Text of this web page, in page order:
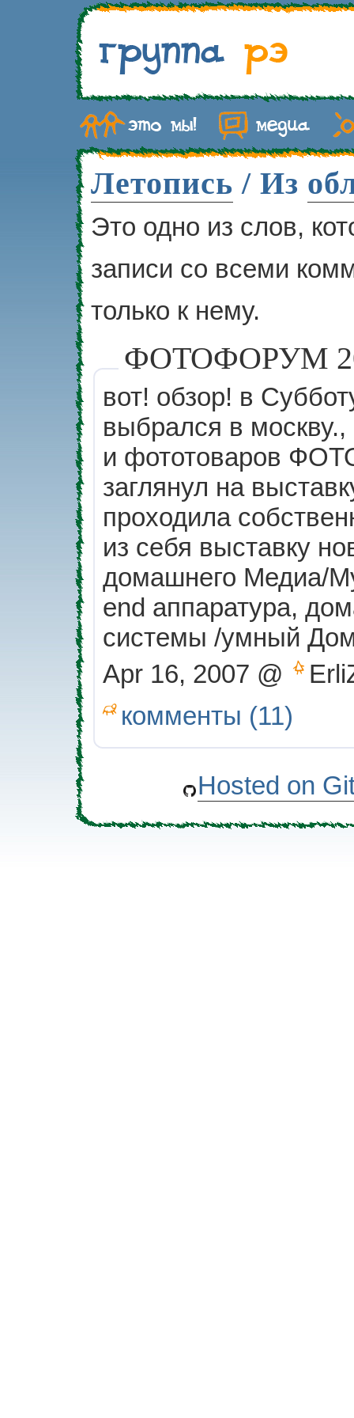
Летопись / Из
Это одно из слов,
записи со всеми
только к нему.
ФОТОФОРУМ
вот! обзор! в
выбрался в
и фототоваров
заглянул на
проходила
из себя выставку
домашнего Медиа/
end аппаратура,
системы /умный
Apr 16, 2007 @
комменты (11)
Hosted on